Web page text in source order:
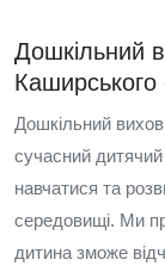
Дошкільний
Дошкільний
сучасний
навчатися та
середовищі. Ми
дитина зможе